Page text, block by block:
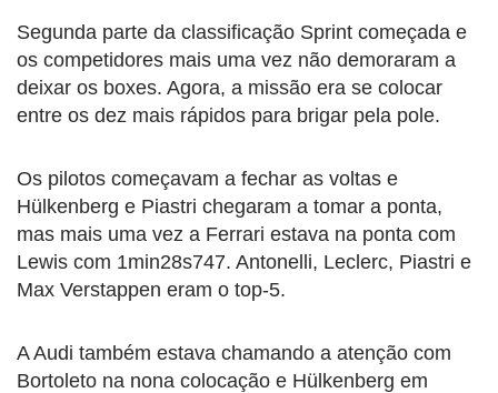
Segunda parte da classificação Sprint começada e
os competidores mais uma vez não demoraram a
deixar os boxes. Agora, a missão era se colocar
entre os dez mais rápidos para brigar pela pole.
Os pilotos começavam a fechar as voltas e
Hülkenberg e Piastri chegaram a tomar a ponta,
mas mais uma vez a Ferrari estava na ponta com
Lewis com 1min28s747. Antonelli, Leclerc, Piastri e
Max Verstappen eram o top-5.
A Audi também estava chamando a atenção com
Bortoleto na nona colocação e Hülkenberg em